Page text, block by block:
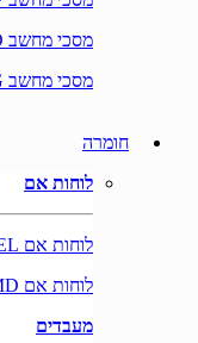
מסכי מחשב SOLID
מסכי מחשב MAG
חומרה
לוחות אם
לוחות אם INTEL
לוחות אם AMD
מעבדים